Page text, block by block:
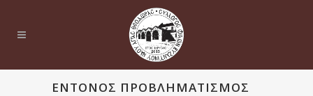
ΈΝΤΟΝΟΣ ΠΡΟΒΛΗΜΑΤΙΣΜΌΣ